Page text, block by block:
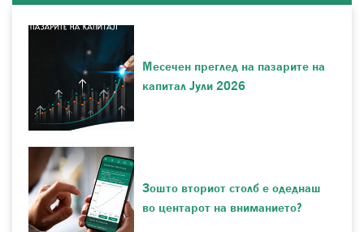
Месечен преглед на пазарите на
капитал Јули 2026
Зошто вториот столб е одеднаш
во центарот на вниманието?